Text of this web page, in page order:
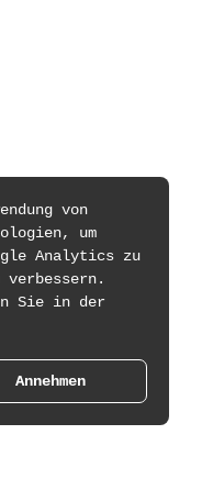
von
um
Analytics zu
Sie in der
Annehmen